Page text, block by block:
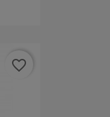
favorite_border